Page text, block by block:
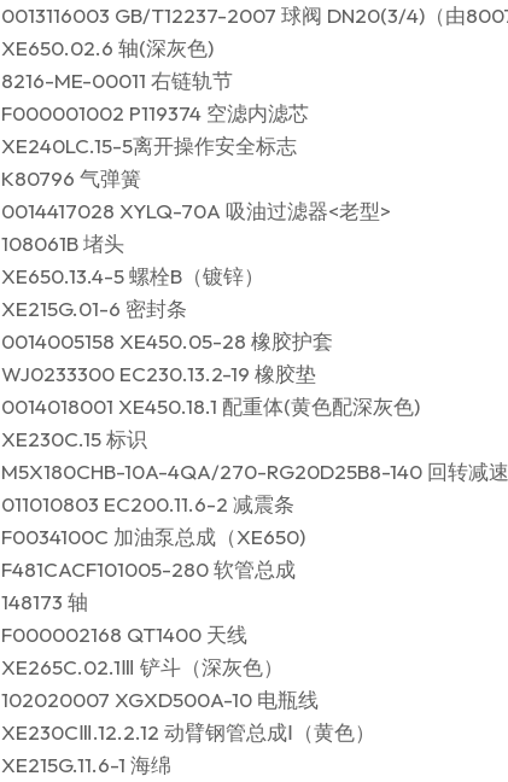
0013116003 GB/T12237-2007 球阀 DN20(3/4)（由
XE650.02.6 轴(深灰色)
8216-ME-00011 右链轨节
F000001002 P119374 空滤内滤芯
XE240LC.15-5离开操作安全标志
K80796 气弹簧
0014417028 XYLQ-70A 吸油过滤器<老型>
108061B 堵头
XE650.13.4-5 螺栓B（镀锌）
XE215G.01-6 密封条
0014005158 XE450.05-28 橡胶护套
WJ0233300 EC230.13.2-19 橡胶垫
0014018001 XE450.18.1 配重体(黄色配深灰色)
XE230C.15 标识
M5X180CHB-10A-4QA/270-RG20D25B8-140 回转减速
011010803 EC200.11.6-2 减震条
F0034100C 加油泵总成（XE650)
F481CACF101005-280 软管总成
148173 轴
F000002168 QT1400 天线
XE265C.02.1Ⅲ 铲斗（深灰色）
102020007 XGXD500A-10 电瓶线
XE230CⅢ.12.2.12 动臂钢管总成Ⅰ（黄色）
XE215G.11.6-1 海绵